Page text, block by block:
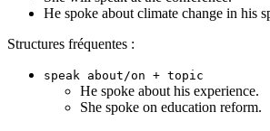
He spoke about climate change in his
Structures fréquentes :
speak about/on + topic
He spoke about his experience.
She spoke on education reform.